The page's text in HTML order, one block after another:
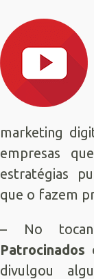
marketing
empresas
estratégias
que o fazem
– No
Patrocinados
divulgou